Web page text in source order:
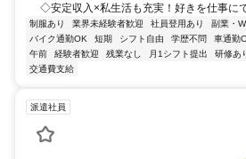
◇安定収入×私生活も充実！好きを仕事に
制服あり 業界未経験者歓迎 社員登用あり 副業・
バイク通勤OK
短期 シフト自由 学歴不問 車通勤
午前
経験者歓迎 残業なし 月1シフト提出 研修あ
交通費支給
派遣社員